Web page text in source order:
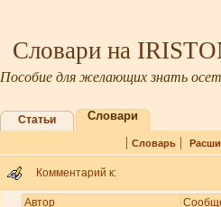
Словари на
Пособие для желающих знать
Статьи Словари
| Словарь|
Комментарий к:
Автор